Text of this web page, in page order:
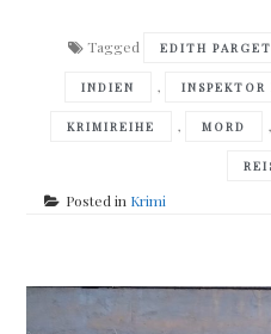
Tagged EDITH
INDIEN , INSPEKTOR
KRIMIREIHE , MORD ,
Posted in Krimi